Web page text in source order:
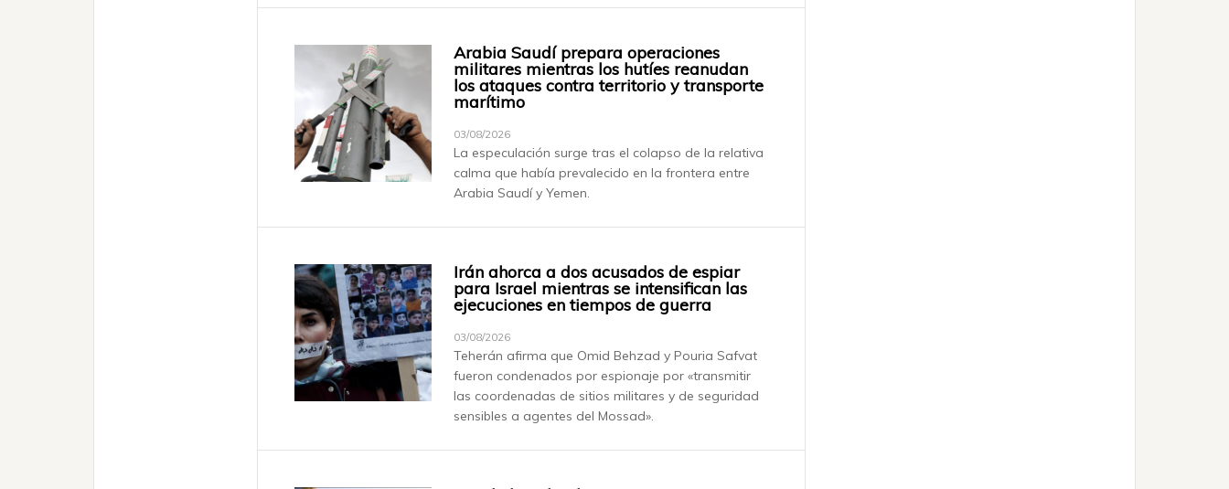
Arabia Saudí prepara operaciones
militares mientras los hutíes reanudan
los ataques contra territorio y transporte
marítimo
03/08/2026
La especulación surge tras el colapso de la relativa
calma que había prevalecido en la frontera entre
Arabia Saudí y Yemen.
Irán ahorca a dos acusados ​​de espiar
para Israel mientras se intensifican las
ejecuciones en tiempos de guerra
03/08/2026
Teherán afirma que Omid Behzad y Pouria Safvat
fueron condenados por espionaje por «transmitir
las coordenadas de sitios militares y de seguridad
sensibles a agentes del Mossad».